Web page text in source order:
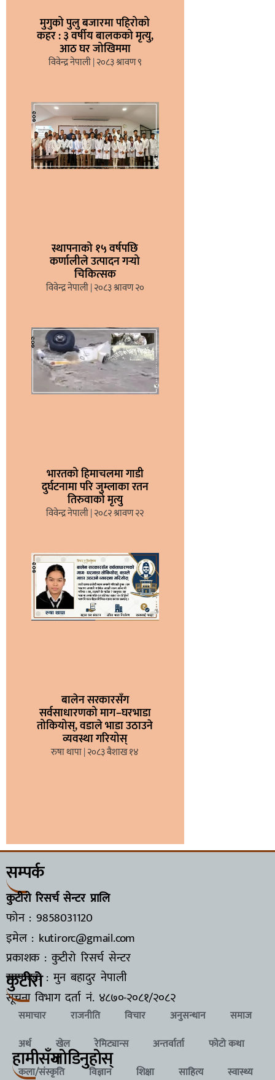
मुगुको पुलु बजारमा पहिरोको
कहर : ३ वर्षीय बालकको मृत्यु,
आठ घर जोखिममा
विवेन्द्र नेपाली २०८३ श्रावण ९
स्थापनाको १५ वर्षपछि
कर्णालीले उत्पादन गर्‍यो
चिकित्सक
विवेन्द्र नेपाली २०८३ श्रावण २०
भारतको हिमाचलमा गाडी
दुर्घटनामा परि जुम्लाका रतन
तिरुवाको मृत्यु
विवेन्द्र नेपाली २०८२ श्रावण २२
बालेन सरकारसँग
सर्वसाधारणको माग–घरभाडा
तोकियोस्, वडाले भाडा उठाउने
व्यवस्था गरियोस्
रुषा थापा २०८३ बैशाख १४
सम्पर्क
कुटीरो रिसर्च सेन्टर प्रालि
फोन : 9858031120
इमेल : kutirorc@gmail.com
प्रकाशक : कुटीरो रिसर्च सेन्टर
सम्पादक : मुन बहादुर नेपाली
सूचना विभाग दर्ता नं. ४८७०-२०८१/२०८२
कुटीरो
समाचार राजनीति विचार अनुसन्धान
समाज
अर्थ
खेल रेमिट्यान्स अन्तर्वार्ता
फोटो कथा
कला/संस्कृति
विज्ञान शिक्षा साहित्य स्वास्थ्य
हामीसँगजाेडिनुहाेस्